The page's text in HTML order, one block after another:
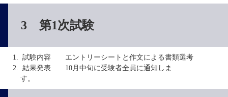
3 第1次試験
試験内容 エントリーシートと作文による書類選考
結果発表 10月中旬に受験者全員に通知しま
す。